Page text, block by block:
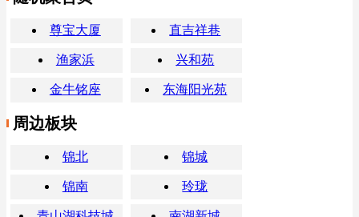
尊宝大厦 直吉祥巷
渔家浜 兴和苑
金牛铭座 东海阳光苑
周边板块
锦北 锦城
锦南 玲珑